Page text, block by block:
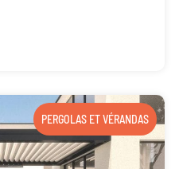
PERGOLAS ET VÉRANDAS